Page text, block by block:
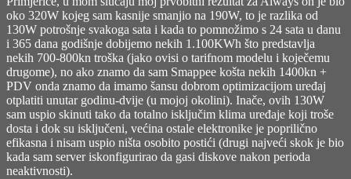
oko 320W kojeg sam kasnije smanjio na 190W, to je razlika od
130W potrošnje svakoga sata i kada to pomnožimo s 24 sata u danu
i 365 dana godišnje dobijemo nekih 1.100KWh što predstavlja
nekih 700-800kn troška (jako ovisi o tarifnom modelu i koječemu
drugome), no ako znamo da sam Smappee košta nekih 1400kn +
PDV onda znamo da imamo šansu dobrom optimizacijom uređaj
otplatiti unutar godinu-dvije (u mojoj okolini). Inače, ovih 130W
sam uspio skinuti tako da totalno isključim klima uređaje koji troše
dosta i dok su isključeni, većina ostale elektronike je poprilično
efikasna i nisam uspio ništa osobito postići (drugi najveći skok je bio
kada sam server iskonfigurirao da gasi diskove nakon perioda
neaktivnosti).